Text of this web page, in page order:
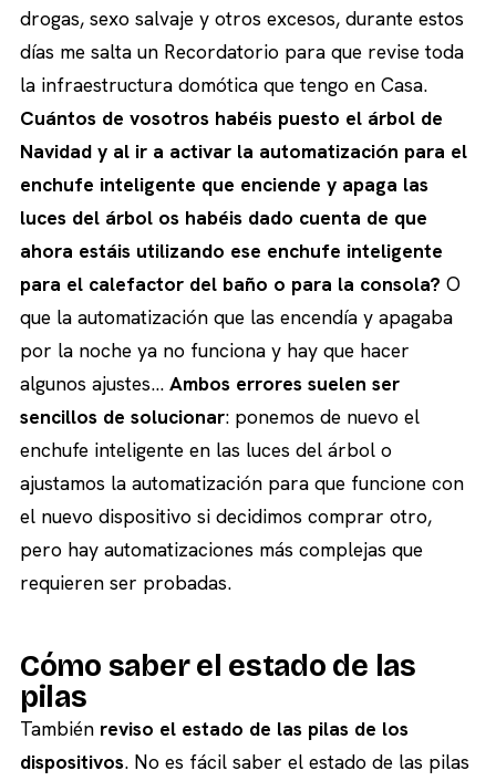
drogas, sexo salvaje y otros excesos, durante estos
días me salta un Recordatorio para que revise toda
la infraestructura domótica que tengo en Casa.
Cuántos de vosotros habéis puesto el árbol de
Navidad y al ir a activar la automatización para el
enchufe inteligente que enciende y apaga las
luces del árbol os habéis dado cuenta de que
ahora estáis utilizando ese enchufe inteligente
para el calefactor del baño o para la consola? O
que la automatización que las encendía y apagaba
por la noche ya no funciona y hay que hacer
algunos ajustes… Ambos errores suelen ser
sencillos de solucionar: ponemos de nuevo el
enchufe inteligente en las luces del árbol o
ajustamos la automatización para que funcione con
el nuevo dispositivo si decidimos comprar otro,
pero hay automatizaciones más complejas que
requieren ser probadas.
Cómo saber el estado de las
pilas
También reviso el estado de las pilas de los
dispositivos. No es fácil saber el estado de las pilas